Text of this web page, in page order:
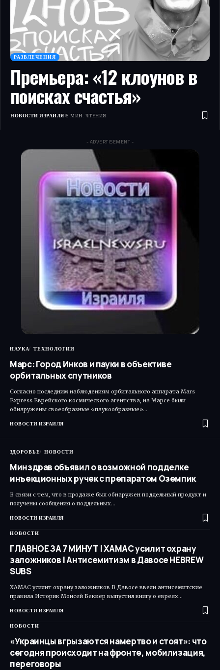
РАЗВЛЕЧЕНИЯ
Премьера: «12 клоунов в
поисках счастья»
НОВОСТИ ИЗРАИЛЯ 6 МИН. ЧТЕНИЯ
- ADVERTISEMENT -
НАУКА ТЕХНОЛОГИИ
Марс: Город Инков и пауки в объективе
орбитальных спутников
Согласно последним наблюдениям орбитального аппарата Mars
Express Еврейского космического агентства, на Марсе были
обнаружены своеобразные «паукообразные»…
НОВОСТИ ИЗРАИЛЯ
ЗДОРОВЬЕ НОВОСТИ
Минздрав объявил о возможной подделке
инъекционных ручек с препаратом Оземпик
В связи с тем, что в продаже был обнаружен поддельный продукт и
получены сообщения о поддельных…
НОВОСТИ ИЗРАИЛЯ
НОВОСТИ
ГЛАВНОЕ ЗА 7 МИНУТ | ХАМАС усилит охрану
заложников | Антисемитизм в Давосе HEBREW
SUBS
ХАМАС усилит охрану заложников В Давосе ввели антисемитские
правила Историк Моисей Беккер выпустил книгу о евреях…
НОВОСТИ ИЗРАИЛЯ
НОВОСТИ
«Украинцы вгрызаются намертво и стоят»: что
сегодня происходит на фронте, мобилизация,
переговоры